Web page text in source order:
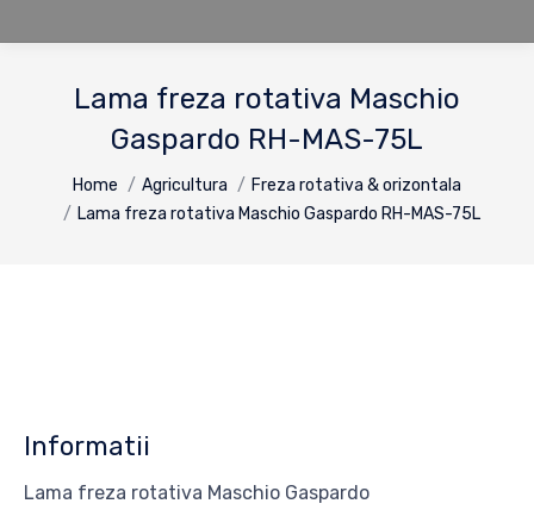
Lama freza rotativa Maschio
Gaspardo RH-MAS-75L
You are here:
Home Agricultura
Freza rotativa & orizontala
Lama freza rotativa Maschio Gaspardo RH-MAS-75L
Informatii
Lama freza rotativa Maschio Gaspardo